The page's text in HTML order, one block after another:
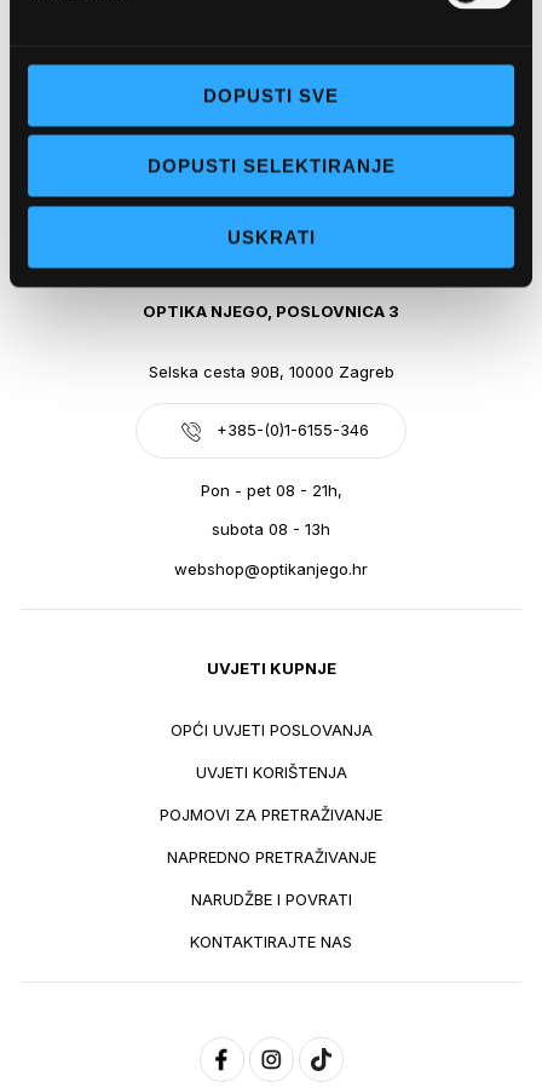
DOPUSTI SVE
DOPUSTI SELEKTIRANJE
USKRATI
Pon - pet: 07 - 21h,
Sub: 07-21h
webshop@optikanjego.hr
OPTIKA NJEGO, POSLOVNICA 3
Selska cesta 90B, 10000 Zagreb
+385-(0)1-6155-346
Pon - pet 08 - 21h,
subota 08 - 13h
webshop@optikanjego.hr
UVJETI KUPNJE
OPĆI UVJETI POSLOVANJA
UVJETI KORIŠTENJA
POJMOVI ZA PRETRAŽIVANJE
NAPREDNO PRETRAŽIVANJE
NARUDŽBE I POVRATI
KONTAKTIRAJTE NAS